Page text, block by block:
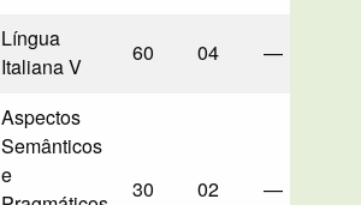
Língua
Italiana V
60 04 —
Aspectos
Semânticos
e
30 02 —